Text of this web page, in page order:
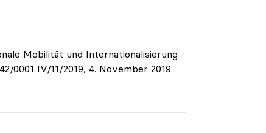
Mobilität und Internationalisierung
0001 IV/11/2019, 4. November 2019